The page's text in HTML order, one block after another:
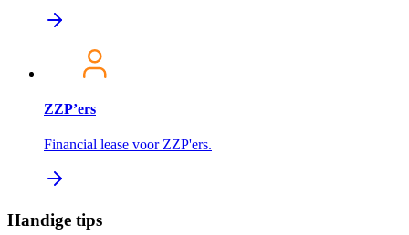
ZZP’ers
Financial lease voor ZZP'ers.
Handige tips